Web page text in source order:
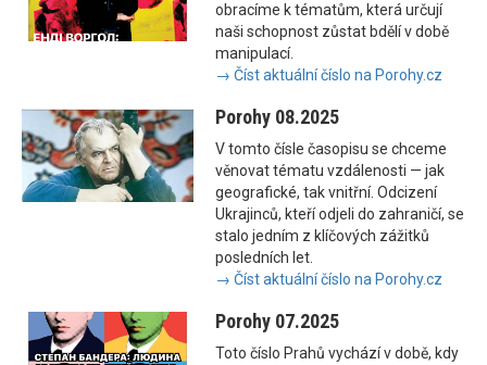
obracíme k tématům, která určují
naši schopnost zůstat bdělí v době
manipulací.
→ Číst aktuální číslo na Porohy.cz
Porohy 08.2025
V tomto čísle časopisu se chceme
věnovat tématu vzdálenosti — jak
geografické, tak vnitřní. Odcizení
Ukrajinců, kteří odjeli do zahraničí, se
stalo jedním z klíčových zážitků
posledních let.
→ Číst aktuální číslo na Porohy.cz
Porohy 07.2025
Toto číslo Prahů vychází v době, kdy